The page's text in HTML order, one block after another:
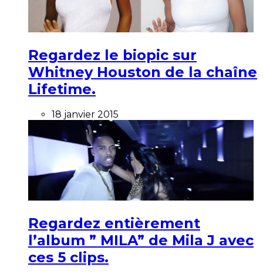
Regardez le biopic sur
Whitney Houston de la chaîne
Lifetime.
18 janvier 2015
Regardez entièrement
l’album ” MILA” de Mila J avec
ces 5 clips.